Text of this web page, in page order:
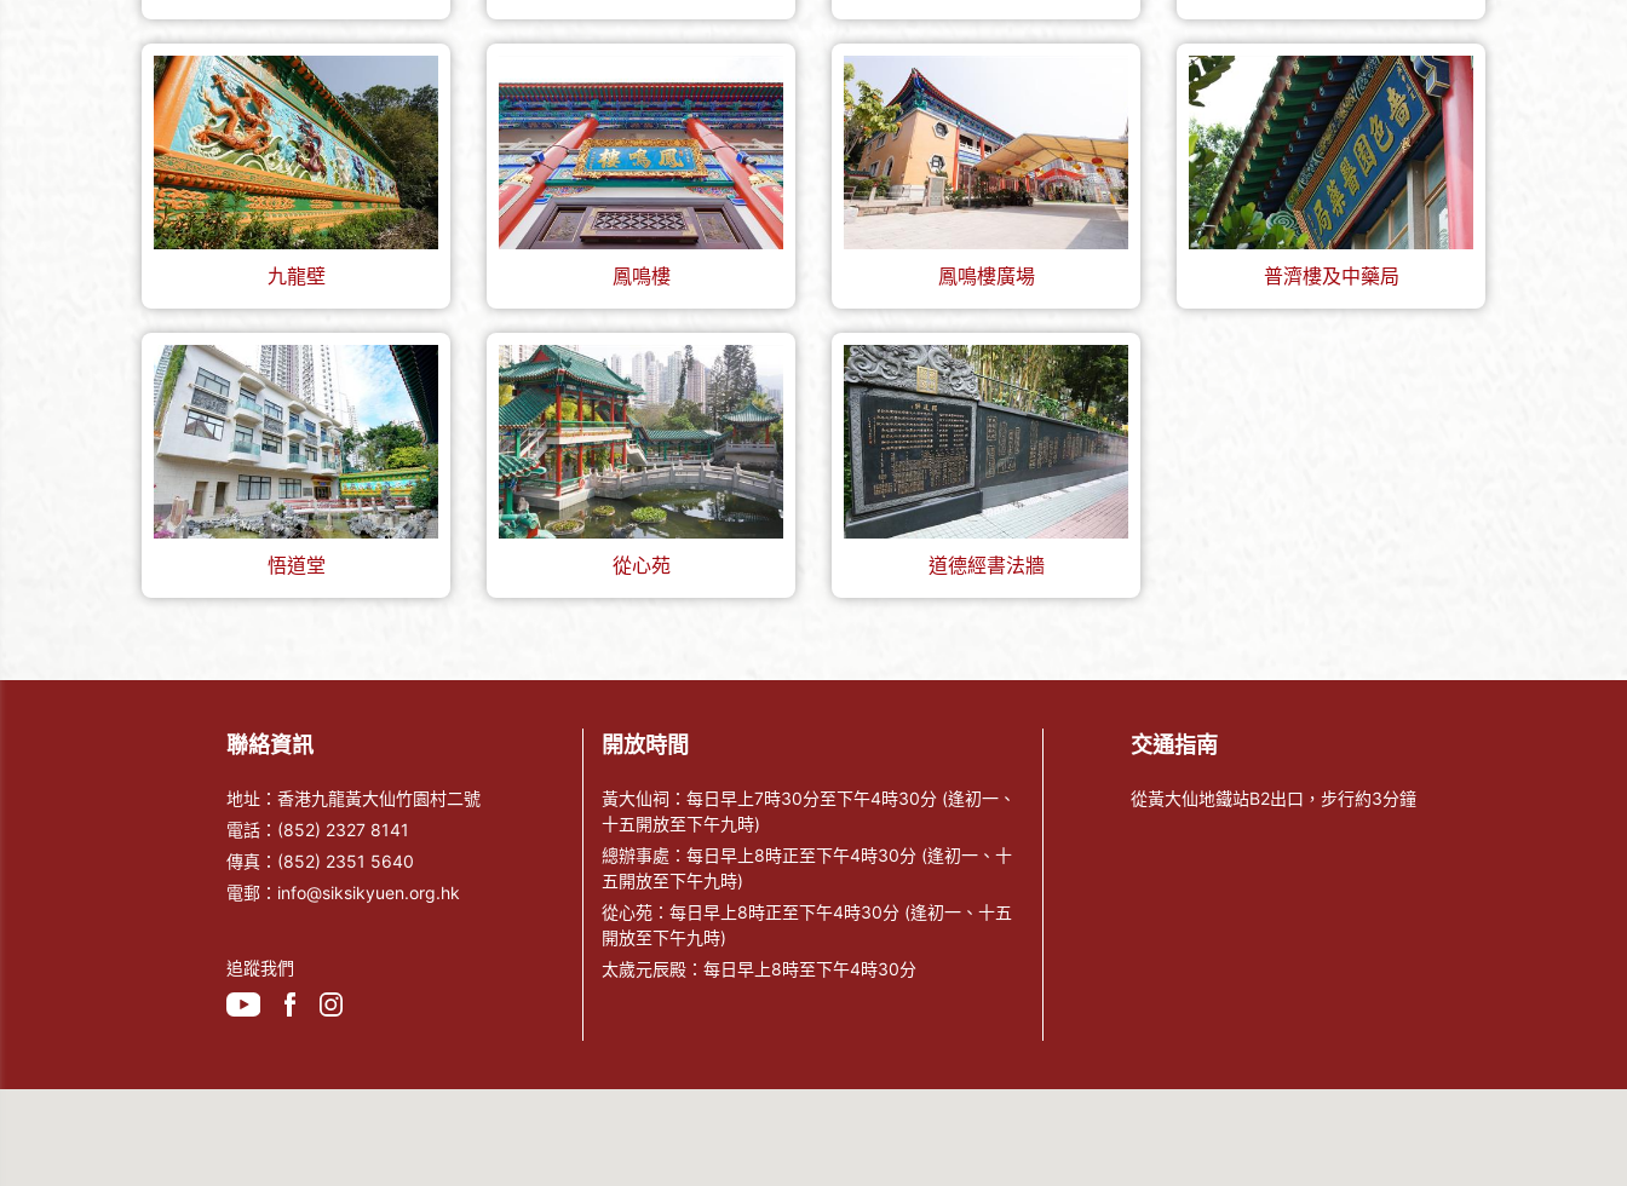
九龍壁 鳳鳴樓 鳳鳴樓廣場 普濟樓及中藥局
悟道堂 從心苑 道德經書法牆
聯絡資訊
地址：香港九龍黃大仙竹園村二號
電話： (852) 2327 8141
傳真： (852) 2351 5640
電郵： info@siksikyuen.org.hk
追蹤我們
開放時間
黃大仙祠：每日早上7時30分至下午4時30分 (逢初一、
十五開放至下午九時)
總辦事處：每日早上8時正至下午4時30分 (逢初一、十
五開放至下午九時)
從心苑：每日早上8時正至下午4時30分 (逢初一、十五
開放至下午九時)
太歲元辰殿：每日早上8時至下午4時30分
交通指南
從黃大仙地鐵站B2出口，步行約3分鐘